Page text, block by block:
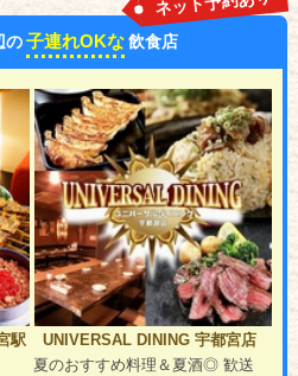
の子連れOKな 飲食店
駅
UNIVERSAL DINING 宇都宮店
夏のおすすめ料理＆夏酒◎ 歓送